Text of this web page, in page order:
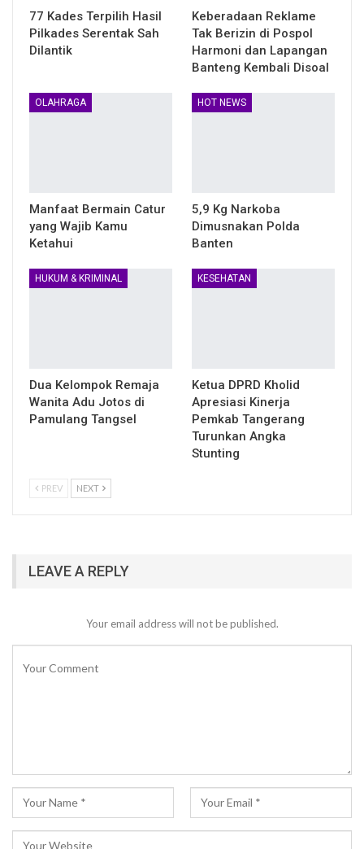
77 Kades Terpilih Hasil
Pilkades Serentak Sah
Dilantik
Keberadaan Reklame
Tak Berizin di Pospol
Harmoni dan Lapangan
Banteng Kembali Disoal
OLAHRAGA
Manfaat Bermain Catur
yang Wajib Kamu
Ketahui
HOT NEWS
5,9 Kg Narkoba
Dimusnakan Polda
Banten
HUKUM & KRIMINAL
Dua Kelompok Remaja
Wanita Adu Jotos di
Pamulang Tangsel
KESEHATAN
Ketua DPRD Kholid
Apresiasi Kinerja
Pemkab Tangerang
Turunkan Angka
Stunting
PREV NEXT
LEAVE A REPLY
Your email address will not be published.